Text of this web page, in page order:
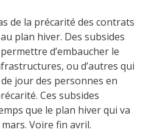
de la précarité des contrats
plan hiver. Des subsides
d’embaucher le
ou d’autres qui
jour des personnes en
Ces subsides
que le plan hiver qui va
Voire fin avril.